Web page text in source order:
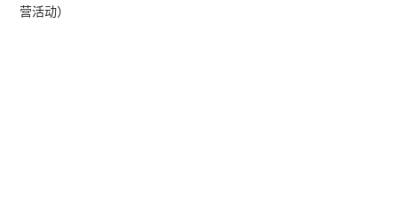
营活动）